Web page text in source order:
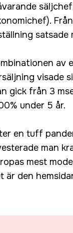
satsade
av
visade
gick från 3
under 5 år.
en tuff
man
mest
är den